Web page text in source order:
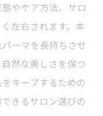
やケア方法、サロ
左右されます。本
ーマを長持ちさせ
然な美しさを保つ
キープするための
きるサロン選びの